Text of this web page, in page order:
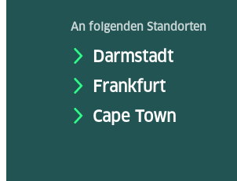
An folgenden Standorten
Darmstadt
Frankfurt
Cape Town